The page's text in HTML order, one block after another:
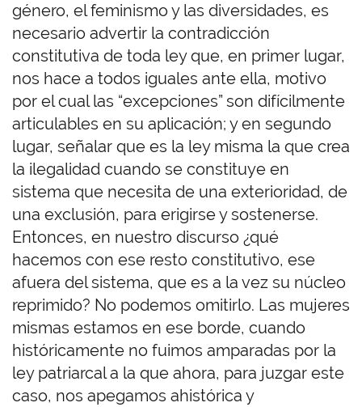
género, el feminismo y las diversidades, es
necesario advertir la contradicción
constitutiva de toda ley que, en primer lugar,
nos hace a todos iguales ante ella, motivo
por el cual las “excepciones” son difícilmente
articulables en su aplicación; y en segundo
lugar, señalar que es la ley misma la que crea
la ilegalidad cuando se constituye en
sistema que necesita de una exterioridad, de
una exclusión, para erigirse y sostenerse.
Entonces, en nuestro discurso ¿qué
hacemos con ese resto constitutivo, ese
afuera del sistema, que es a la vez su núcleo
reprimido? No podemos omitirlo. Las mujeres
mismas estamos en ese borde, cuando
históricamente no fuimos amparadas por la
ley patriarcal a la que ahora, para juzgar este
caso, nos apegamos ahistórica y